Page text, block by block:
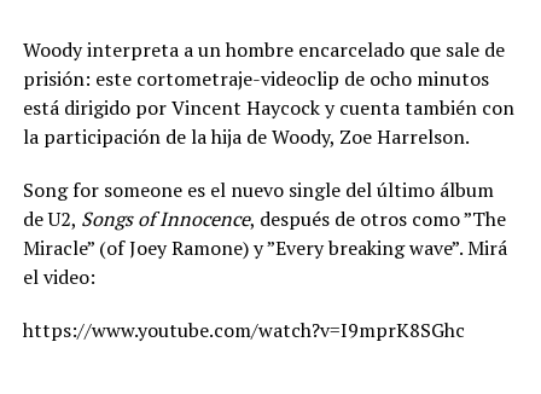
Woody interpreta a un hombre encarcelado que sale de
prisión: este cortometraje-videoclip de ocho minutos
está dirigido por Vincent Haycock y cuenta también con
la participación de la hija de Woody, Zoe Harrelson.
Song for someone es el nuevo single del último álbum
de U2, Songs of Innocence, después de otros como ”The
Miracle” (of Joey Ramone) y ”Every breaking wave”. Mirá
el video:
https://www.youtube.com/watch?v=I9mprK8SGhc